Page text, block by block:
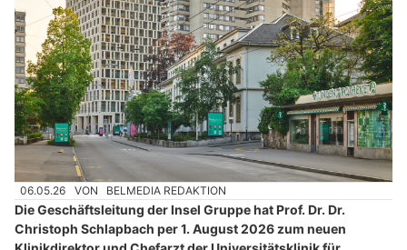
06.05.26 VON BELMEDIA REDAKTION
Die Geschäftsleitung der Insel Gruppe hat Prof. Dr. Dr.
Christoph Schlapbach per 1. August 2026 zum neuen